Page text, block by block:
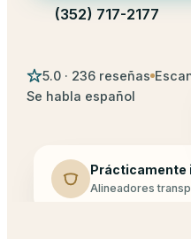
(352) 717-2177
5.0 · 236 reseñas
Se habla español
Prácticamente
Alineadores